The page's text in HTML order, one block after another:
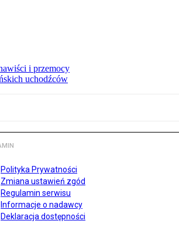
i przemocy
uchodźców
Polityka Prywatności
Zmiana ustawień zgód
Regulamin serwisu
Informacje o nadawcy
Deklaracja dostępności